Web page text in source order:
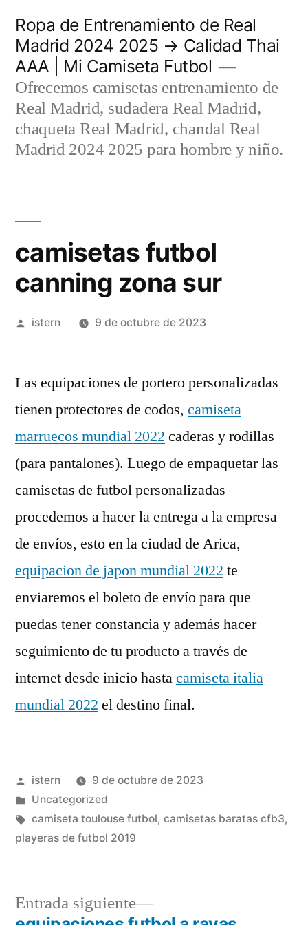
contenido
Ropa de Entrenamiento de Real
Madrid 2024 2025 → Calidad Thai
AAA | Mi Camiseta Futbol
Ofrecemos camisetas entrenamiento de
Real Madrid, sudadera Real Madrid,
chaqueta Real Madrid, chandal Real
Madrid 2024 2025 para hombre y niño.
camisetas futbol
canning zona sur
Publicado
istern 9 de octubre de 2023
Las equipaciones de portero personalizadas
tienen protectores de codos, camiseta
marruecos mundial 2022 caderas y rodillas
(para pantalones). Luego de empaquetar las
camisetas de futbol personalizadas
procedemos a hacer la entrega a la empresa
de envíos, esto en la ciudad de Arica,
equipacion de japon mundial 2022 te
enviaremos el boleto de envío para que
puedas tener constancia y además hacer
seguimiento de tu producto a través de
internet desde inicio hastacamiseta italia
mundial 2022 el destino final.
Publicado
por
istern
9 de octubre de 2023
Publicado
en
Uncategorized
Etiquetas:
camiseta toulouse futbol, camisetas baratas cfb3,
playeras de futbol 2019
Entrada siguiente
Entrada